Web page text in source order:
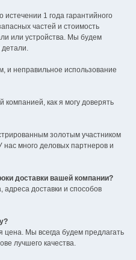
1 года гарантийного
частей и стоимость
или устройства. Мы будем
детали.
и неправильное использование
как я могу доверять
золотым участником
много деловых партнеров и
доставки вашей компании?
адреса доставки и способов
цена. Мы всегда будем предлагать
лучшего качества.